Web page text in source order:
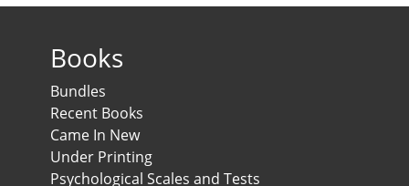
Books
Bundles
Recent Books
Came In New
Under Printing
Psychological Scales and Tests